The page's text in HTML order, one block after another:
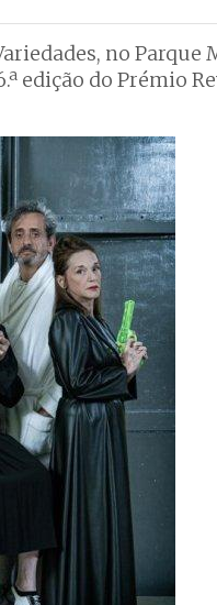
no Parque
edição do Prémio